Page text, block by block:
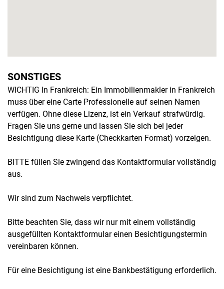
SONSTIGES
WICHTIG In Frankreich: Ein Immobilienmakler in Frankreich
muss über eine Carte Professionelle auf seinen Namen
verfügen. Ohne diese Lizenz, ist ein Verkauf strafwürdig.
Fragen Sie uns gerne und lassen Sie sich bei jeder
Besichtigung diese Karte (Checkkarten Format) vorzeigen.
BITTE füllen Sie zwingend das Kontaktformular vollständig
aus.
Wir sind zum Nachweis verpflichtet.
Bitte beachten Sie, dass wir nur mit einem vollständig
ausgefüllten Kontaktformular einen Besichtigungstermin
vereinbaren können.
Für eine Besichtigung ist eine Bankbestätigung erforderlich.